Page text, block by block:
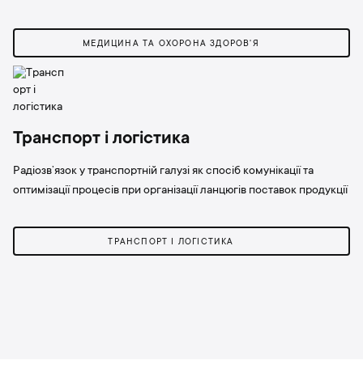
МЕДИЦИНА ТА ОХОРОНА ЗДОРОВ'Я
Транспорт і логістика
Радіозв’язок у транспортній галузі як спосіб комунікації та
оптимізації процесів при організації ланцюгів поставок продукції
ТРАНСПОРТ І ЛОГІСТИКА